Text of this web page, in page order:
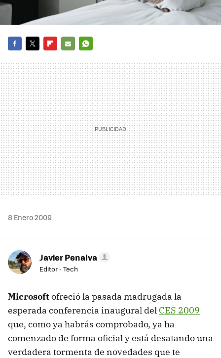
MAIL
8 Enero 2009
Javier Penalva
Editor - Tech
Microsoftofreció la pasada madrugada la
esperada conferencia inaugural del CES 2009
que, como ya habrás comprobado, ya ha
comenzado de forma oficial y está desatando una
verdadera tormenta de novedades que te